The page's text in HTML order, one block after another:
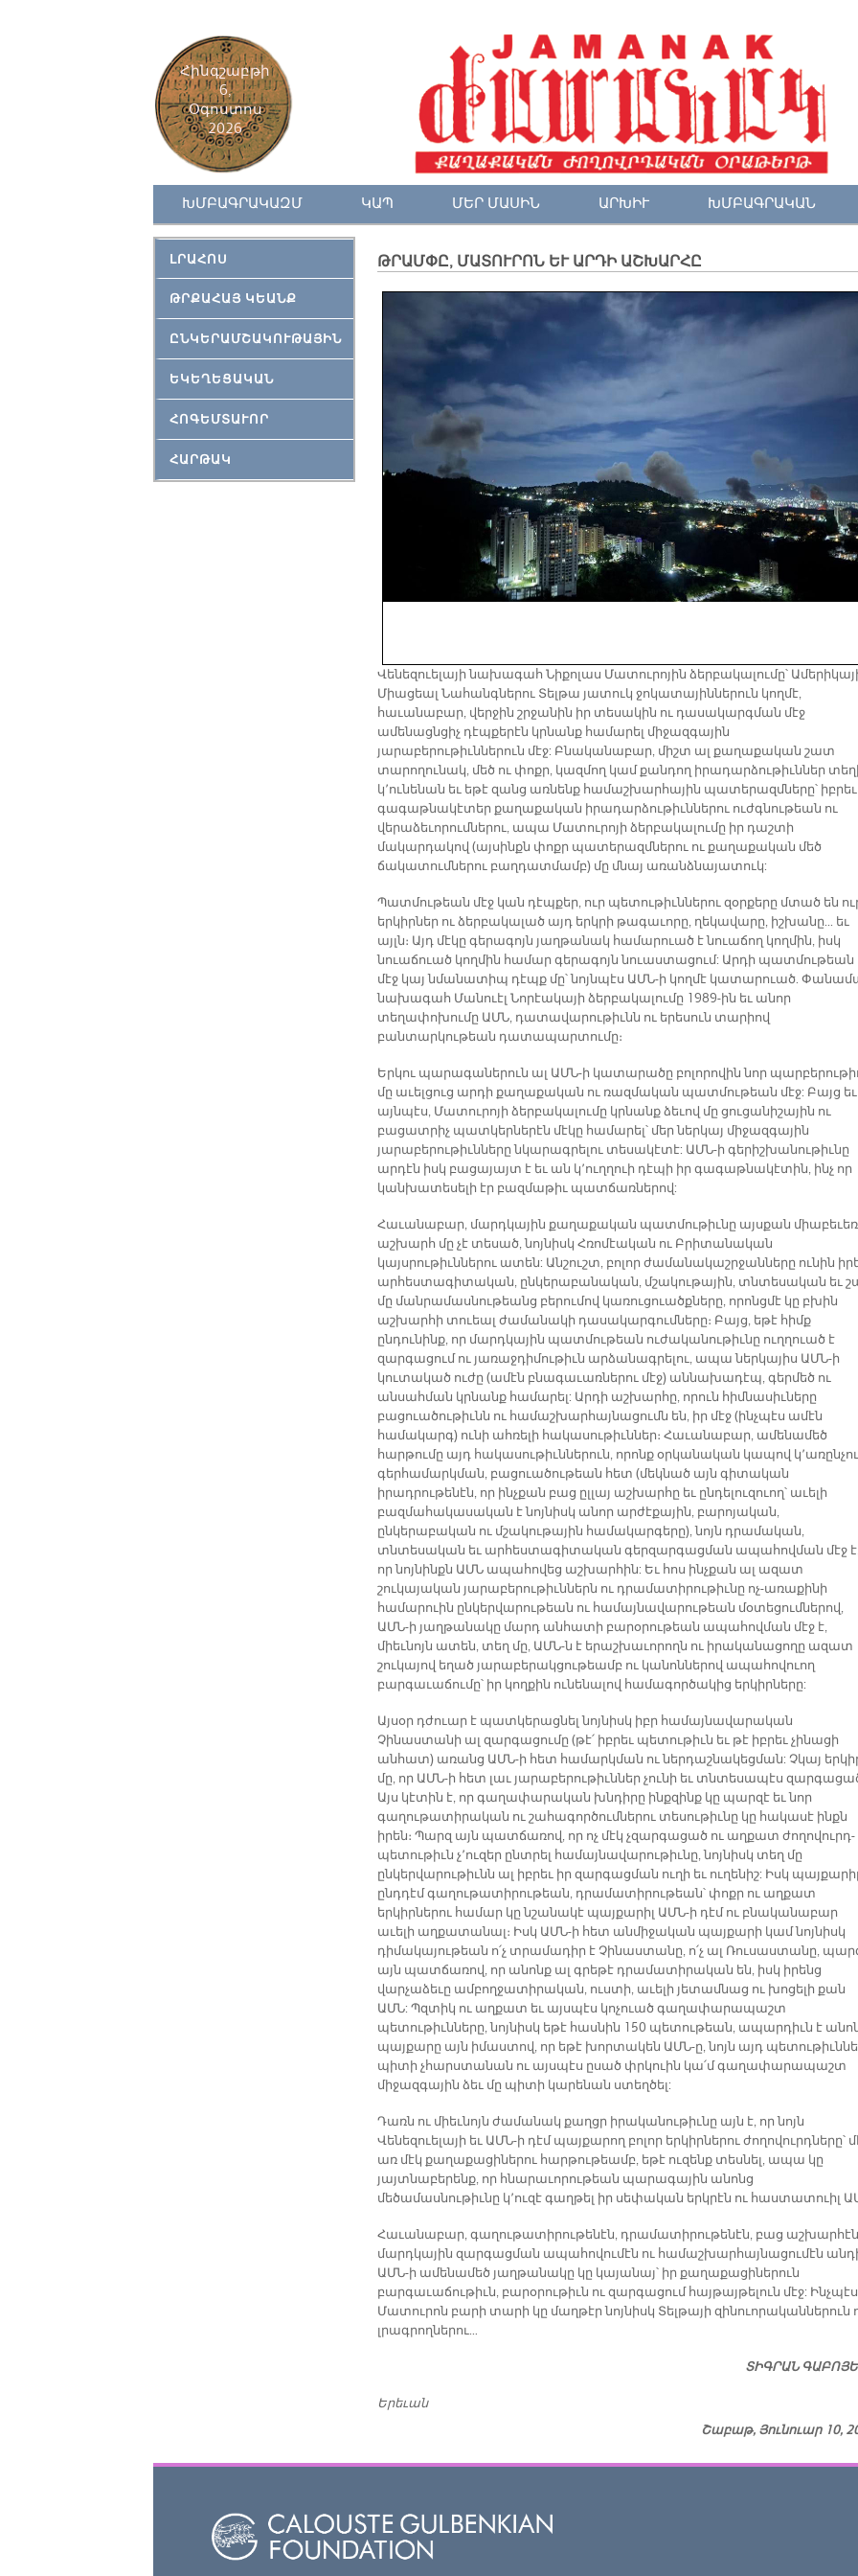
Հինգշաբթի
6,
Օգոստոս
2026
ԽՄԲԱԳՐԱԿԱԶՄ ԿԱՊ ՄԵՐ ՄԱՍԻՆ ԱՐԽԻՒ ԽՄԲԱԳՐԱԿԱՆ
ԼՐԱՀՈՍ
ԹՐՔԱՀԱՅ ԿԵԱՆՔ
ԸՆԿԵՐԱՄՇԱԿՈՒԹԱՅԻՆ
ԵԿԵՂԵՑԱԿԱՆ
ՀՈԳԵՄՏԱՒՈՐ
ՀԱՐԹԱԿ
ԹՐԱՄՓԸ, ՄԱՏՈՒՐՈՆ ԵՒ ԱՐԴԻ ԱՇԽԱՐՀԸ
Վենեզուելայի նախագահ Նիքոլաս Մատուրոյին ձերբակալումը՝
Միացեալ Նահանգներու Տելթա յատուկ ջոկատայիններուն կողմէ,
հաւանաբար, վերջին շրջանին իր տեսակին ու դասակարգման մէջ
ամենացնցիչ դէպքերէն կրնանք համարել միջազգային
յարաբերութիւններուն մէջ: Բնականաբար, միշտ ալ քաղաքական շատ
տարողունակ, մեծ ու փոքր, կազմող կամ քանդող իրադարձութիւններ
կ՚ունենան եւ եթէ զանց առնենք համաշխարհային պատերազմները՝ իբրեւ
գագաթնակէտեր քաղաքական իրադարձութիւններու ուժգնութեան ու
վերաձեւորումներու, ապա Մատուրոյի ձերբակալումը իր դաշտի
մակարդակով (այսինքն փոքր պատերազմներու ու քաղաքական մեծ
ճակատումներու բաղդատմամբ) մը մնայ առանձնայատուկ:
Պատմութեան մէջ կան դէպքեր, ուր պետութիւններու զօրքերը մտած են
երկիրներ ու ձերբակալած այդ երկրի թագաւորը, ղեկավարը, իշխանը... եւ
այլն։ Այդ մէկը գերագոյն յաղթանակ համարուած է նուաճող կողմին, իսկ
նուաճուած կողմին համար գերագոյն նուաստացում: Արդի պատմութեան
մէջ կայ նմանատիպ դէպք մը՝ նոյնպէս ԱՄՆ-ի կողմէ կատարուած.
նախագահ Մանուէլ Նորէակայի ձերբակալումը 1989-ին եւ անոր
տեղափոխումը ԱՄՆ, դատավարութիւնն ու երեսուն տարիով
բանտարկութեան դատապարտումը։
Երկու պարագաներուն ալ ԱՄՆ-ի կատարածը բոլորովին նոր
մը աւելցուց արդի քաղաքական ու ռազմական պատմութեան մէջ: Բայց եւ
այնպէս, Մատուրոյի ձերբակալումը կրնանք ձեւով մը ցուցանիշային ու
բացատրիչ պատկերներէն մէկը համարել՝ մեր ներկայ միջազգային
յարաբերութիւնները նկարագրելու տեսակէտէ: ԱՄՆ-ի գերիշխանութիւնը
արդէն իսկ բացայայտ է եւ ան կ՚ուղղուի դէպի իր գագաթնակէտին, ինչ որ
կանխատեսելի էր բազմաթիւ պատճառներով:
Հաւանաբար, մարդկային քաղաքական պատմութիւնը այսքան միաբեւեռ
աշխարհ մը չէ տեսած, նոյնիսկ Հռոմէական ու Բրիտանական
կայսրութիւններու ատեն: Անշուշտ, բոլոր ժամանակաշրջանները ունին
արհեստագիտական, ընկերաբանական, մշակութային, տնտեսական եւ
մը մանրամասնութեանց բերումով կառուցուածքները, որոնցմէ կը բխին
աշխարհի տուեալ ժամանակի դասակարգումները։ Բայց, եթէ հիմք
ընդունինք, որ մարդկային պատմութեան ուժականութիւնը ուղղուած է
զարգացում ու յառաջդիմութիւն արձանագրելու, ապա ներկայիս ԱՄՆ-ի
կուտակած ուժը (ամէն բնագաւառներու մէջ) աննախադէպ, գերմեծ ու
անսահման կրնանք համարել: Արդի աշխարհը, որուն հիմնասիւները
բացուածութիւնն ու համաշխարհայնացումն են, իր մէջ (ինչպէս ամէն
համակարգ) ունի ահռելի հակասութիւններ։ Հաւանաբար, ամենամեծ
հարթումը այդ հակասութիւններուն, որոնք օրկանական կապով
գերհամարկման, բացուածութեան հետ (մեկնած այն գիտական
իրադրութենէն, որ ինչքան բաց ըլլայ աշխարհը եւ ընդելուզուող՝ աւելի
բազմահակասական է նոյնիսկ անոր արժէքային, բարոյական,
ընկերաբական ու մշակութային համակարգերը), նոյն դրամական,
տնտեսական եւ արհեստագիտական գերզարգացման ապահովման մէջ
որ նոյնինքն ԱՄՆ ապահովեց աշխարհին: Եւ հոս ինչքան ալ ազատ
շուկայական յարաբերութիւններն ու դրամատիրութիւնը ոչ-առաքինի
համարուին ընկերվարութեան ու համայնավարութեան մօտեցումներով,
ԱՄՆ-ի յաղթանակը մարդ անհատի բարօրութեան ապահովման մէջ է,
միեւնոյն ատեն, տեղ մը, ԱՄՆ-ն է երաշխաւորողն ու իրականացողը ազատ
շուկայով եղած յարաբերակցութեամբ ու կանոններով ապահովուող
բարգաւաճումը՝ իր կողքին ունենալով համագործակից երկիրները:
Այսօր դժուար է պատկերացնել նոյնիսկ իբր համայնավարական
Չինաստանի ալ զարգացումը (թէ՛ իբրեւ պետութիւն եւ թէ իբրեւ չինացի
անհատ) առանց ԱՄՆ-ի հետ համարկման ու ներդաշնակեցման: Չկայ
մը, որ ԱՄՆ-ի հետ լաւ յարաբերութիւններ չունի եւ տնտեսապէս զարգացած
Այս կէտին է, որ գաղափարական խնդիրը ինքզինք կը պարզէ եւ նոր
գաղութատիրական ու շահագործումներու տեսութիւնը կը հակասէ ինքն
իրեն։ Պարզ այն պատճառով, որ ոչ մէկ չզարգացած ու աղքատ ժողովուրդ-
պետութիւն չ՚ուզեր ընտրել համայնավարութիւնը, նոյնիսկ տեղ մը
ընկերվարութիւնն ալ իբրեւ իր զարգացման ուղի եւ ուղենիշ: Իսկ պայքարիլ
ընդդէմ գաղութատիրութեան, դրամատիրութեան՝ փոքր ու աղքատ
երկիրներու համար կը նշանակէ պայքարիլ ԱՄՆ-ի դէմ ու բնականաբար
աւելի աղքատանալ։ Իսկ ԱՄՆ-ի հետ անմիջական պայքարի կամ նոյնիսկ
դիմակայութեան ո՛չ տրամադիր է Չինաստանը, ո՛չ ալ Ռուսաստանը,
այն պատճառով, որ անոնք ալ գրեթէ դրամատիրական են, իսկ իրենց
վարչաձեւը ամբողջատիրական, ուստի, աւելի յետամնաց ու խոցելի քան
ԱՄՆ: Պզտիկ ու աղքատ եւ այսպէս կոչուած գաղափարապաշտ
պետութիւնները, նոյնիսկ եթէ հասնին 150 պետութեան, ապարդիւն է
պայքարը այն իմաստով, որ եթէ խորտակեն ԱՄՆ-ը, նոյն այդ
պիտի չհարստանան ու այսպէս ըսած փրկուին կա՛մ գաղափարապաշտ
միջազգային ձեւ մը պիտի կարենան ստեղծել:
Դառն ու միեւնոյն ժամանակ քաղցր իրականութիւնը այն է, որ նոյն
Վենեզուելայի եւ ԱՄՆ-ի դէմ պայքարող բոլոր երկիրներու ժողովուրդները՝
առ մէկ քաղաքացիներու հարթութեամբ, եթէ ուզենք տեսնել, ապա կը
յայտնաբերենք, որ հնարաւորութեան պարագային անոնց
մեծամասնութիւնը կ՚ուզէ գաղթել իր սեփական երկրէն ու հաստատուիլ
Հաւանաբար, գաղութատիրութենէն, դրամատիրութենէն, բաց
մարդկային զարգացման ապահովումէն ու համաշխարհայնացումէն
ԱՄՆ-ի ամենամեծ յաղթանակը կը կայանայ՝ իր քաղաքացիներուն
բարգաւաճութիւն, բարօրութիւն ու զարգացում հայթայթելուն մէջ: Ինչպէս
Մատուրոն բարի տարի կը մաղթէր նոյնիսկ Տելթայի զինուորականներուն
լրագրողներու…
ՏԻԳՐԱՆ
Երեւան
Շաբաթ, Յունուար 10,